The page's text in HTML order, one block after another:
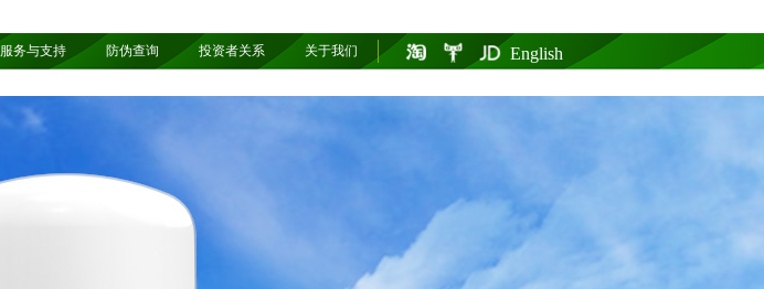
服务与支持 防伪查询 投资者关系 关于我们 English